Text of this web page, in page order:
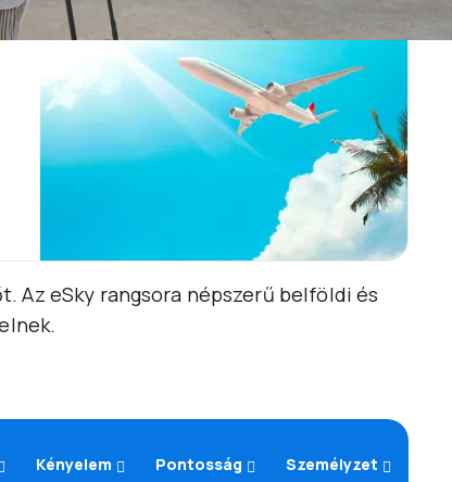
Az eSky rangsora népszerű belföldi és
Kényelem Pontosság Személyzet